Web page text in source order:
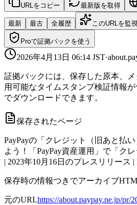
URLをコピー 最新版を取得
最新 最古 全履歴 このURLを監
Proで証拠パックを使う
2026年4月13日 06:14 JST·
証拠パックには、保存した原本、
用可能なタイムスタンプ検証情報
でダウンロードできます。
保存されたページ
PayPayの「クレジット（旧あと払
よう！「PayPay資産運用」で「ク
| 2023年10月16日のプレスリリース |
保存時の情報つきでアーカイブ
元のURLhttps://about.paypay.ne.jp/pr/